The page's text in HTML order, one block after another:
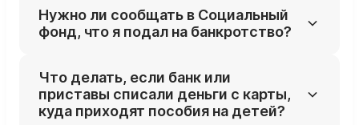
конкурсную массу и не могут быть
обращены на погашение долгов: это прямо
Нужно ли сообщать в Социальный
фонд, что я подал на банкротство?
право получать детские пособия, и
отдельно уведомлять Соцфонд обычно не
Что делать, если банк или
приставы списали деньги с карты,
куда приходят пособия на детей?